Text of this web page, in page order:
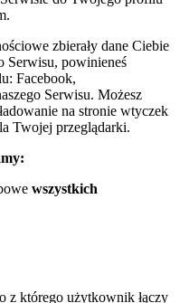
zbierały dane Ciebie
Serwisu, powinieneś
Facebook,
Serwisu. Możesz
na stronie wtyczek
Twojej przeglądarki.
wszystkich
z którego użytkownik łączy